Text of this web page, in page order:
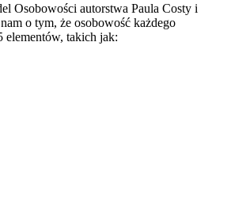
Osobowości autorstwa Paula Costy i
o tym, że osobowość każdego
elementów, takich jak: